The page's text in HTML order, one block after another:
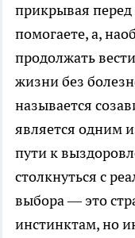
прикрывая
помогаете, а,
продолжать
жизни без
называется
является одним
пути к
столкнуться с
выбора — это
инстинктам, но